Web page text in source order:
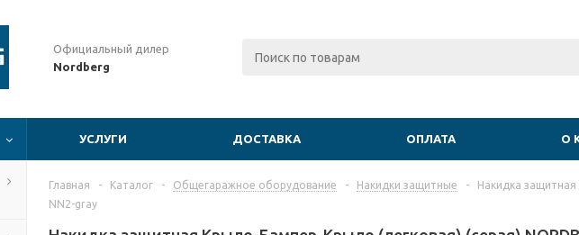
Официальный дилер
Nordberg
УСЛУГИ ДОСТАВКА ОПЛАТА О
Главная - Каталог - Общегаражное оборудование - Накидки защитные -
Накидка защитная
NN2-gray